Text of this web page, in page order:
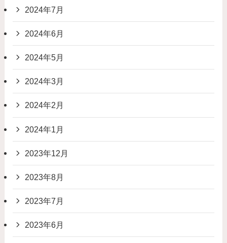
2024年7月
2024年6月
2024年5月
2024年3月
2024年2月
2024年1月
2023年12月
2023年8月
2023年7月
2023年6月